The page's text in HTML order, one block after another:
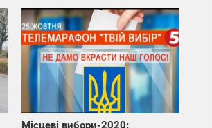
Місцеві вибори-2020: